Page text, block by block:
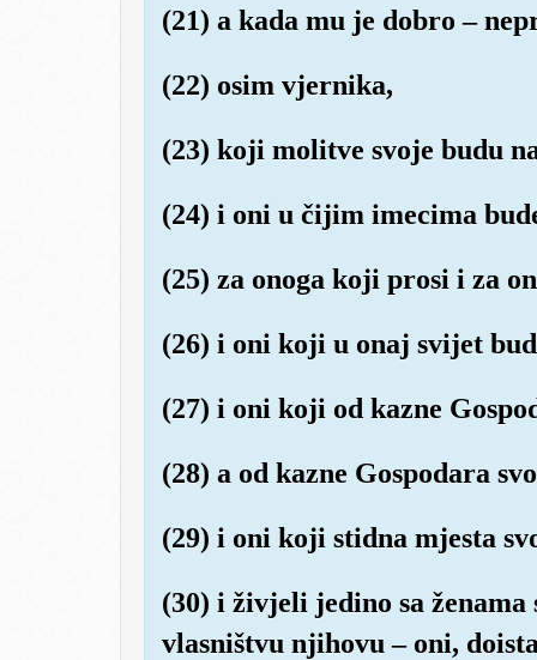
(21) a kada mu je dobro –
(22) osim vjernika,
(23) koji molitve svoje budu
(24) i oni u čijim imecima
(25) za onoga koji prosi i za
(26) i oni koji u onaj svijet
(27) i oni koji od kazne
(28) a od kazne Gospodara
(29) i oni koji stidna mjesta
(30) i živjeli jedino sa
vlasništvu njihovu – oni,